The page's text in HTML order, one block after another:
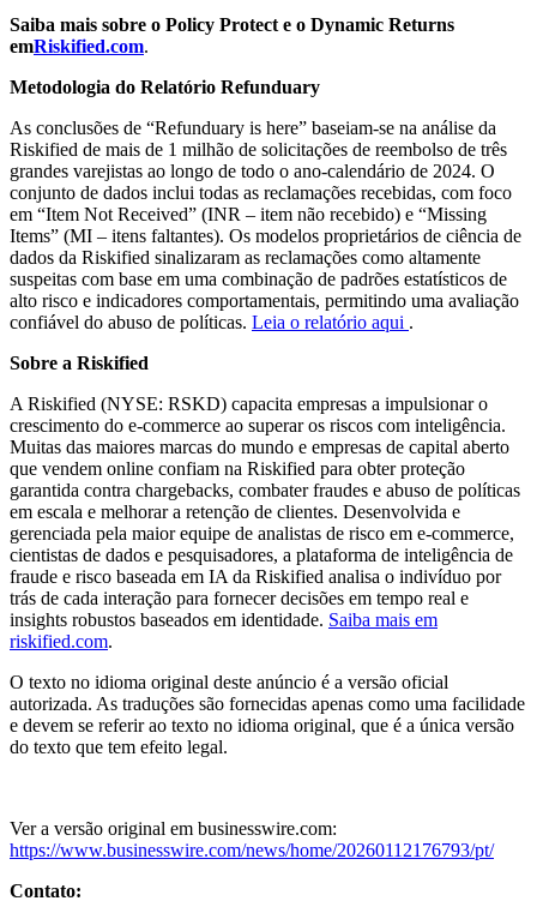
Saiba mais sobre o Policy Protect e o Dynamic Returns
emRiskified.com.
Metodologia do Relatório Refunduary
As conclusões de “Refunduary is here” baseiam-se na análise da
Riskified de mais de 1 milhão de solicitações de reembolso de três
grandes varejistas ao longo de todo o ano-calendário de 2024. O
conjunto de dados inclui todas as reclamações recebidas, com foco
em “Item Not Received” (INR – item não recebido) e “Missing
Items” (MI – itens faltantes). Os modelos proprietários de ciência de
dados da Riskified sinalizaram as reclamações como altamente
suspeitas com base em uma combinação de padrões estatísticos de
alto risco e indicadores comportamentais, permitindo uma avaliação
confiável do abuso de políticas. Leia o relatório aqui .
Sobre a Riskified
A Riskified (NYSE: RSKD) capacita empresas a impulsionar o
crescimento do e-commerce ao superar os riscos com inteligência.
Muitas das maiores marcas do mundo e empresas de capital aberto
que vendem online confiam na Riskified para obter proteção
garantida contra chargebacks, combater fraudes e abuso de políticas
em escala e melhorar a retenção de clientes. Desenvolvida e
gerenciada pela maior equipe de analistas de risco em e-commerce,
cientistas de dados e pesquisadores, a plataforma de inteligência de
fraude e risco baseada em IA da Riskified analisa o indivíduo por
trás de cada interação para fornecer decisões em tempo real e
insights robustos baseados em identidade. Saiba mais em
riskified.com.
O texto no idioma original deste anúncio é a versão oficial
autorizada. As traduções são fornecidas apenas como uma facilidade
e devem se referir ao texto no idioma original, que é a única versão
do texto que tem efeito legal.
Ver a versão original em businesswire.com:
https://www.businesswire.com/news/home/20260112176793/pt/
Contato: